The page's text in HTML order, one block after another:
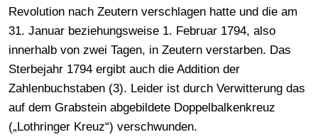
Revolution nach Zeutern verschlagen hatte und die am
31. Januar beziehungsweise 1. Februar 1794, also
innerhalb von zwei Tagen, in Zeutern verstarben. Das
Sterbejahr 1794 ergibt auch die Addition der
Zahlenbuchstaben (3). Leider ist durch Verwitterung das
auf dem Grabstein abgebildete Doppelbalkenkreuz
(„Lothringer Kreuz“) verschwunden.